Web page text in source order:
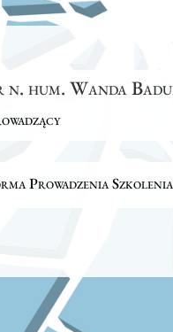
n. hum. Wanda
Prowadzenia Szkolenia